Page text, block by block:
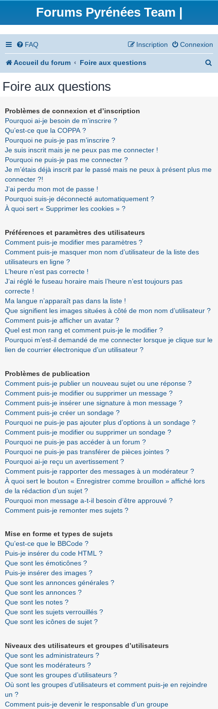
Forums Pyrénées Team |
FAQ Connexion
Inscription
Accueil du forum Foire aux questions
Foire aux questions
Problèmes de connexion et d’inscription
Pourquoi ai-je besoin de m’inscrire ?
Qu’est-ce que la COPPA ?
Pourquoi ne puis-je pas m’inscrire ?
Je suis inscrit mais je ne peux pas me connecter !
Pourquoi ne puis-je pas me connecter ?
Je m’étais déjà inscrit par le passé mais ne peux à présent plus me
connecter ?!
J’ai perdu mon mot de passe !
Pourquoi suis-je déconnecté automatiquement ?
À quoi sert « Supprimer les cookies » ?
Préférences et paramètres des utilisateurs
Comment puis-je modifier mes paramètres ?
Comment puis-je masquer mon nom d’utilisateur de la liste des
utilisateurs en ligne ?
L’heure n’est pas correcte !
J’ai réglé le fuseau horaire mais l’heure n’est toujours pas
correcte !
Ma langue n’apparaît pas dans la liste !
Que signifient les images situées à côté de mon nom d’utilisateur ?
Comment puis-je afficher un avatar ?
Quel est mon rang et comment puis-je le modifier ?
Pourquoi m’est-il demandé de me connecter lorsque je clique sur le
lien de courrier électronique d’un utilisateur ?
Problèmes de publication
Comment puis-je publier un nouveau sujet ou une réponse ?
Comment puis-je modifier ou supprimer un message ?
Comment puis-je insérer une signature à mon message ?
Comment puis-je créer un sondage ?
Pourquoi ne puis-je pas ajouter plus d’options à un sondage ?
Comment puis-je modifier ou supprimer un sondage ?
Pourquoi ne puis-je pas accéder à un forum ?
Pourquoi ne puis-je pas transférer de pièces jointes ?
Pourquoi ai-je reçu un avertissement ?
Comment puis-je rapporter des messages à un modérateur ?
À quoi sert le bouton « Enregistrer comme brouillon » affiché lors
de la rédaction d’un sujet ?
Pourquoi mon message a-t-il besoin d’être approuvé ?
Comment puis-je remonter mes sujets ?
Mise en forme et types de sujets
Qu’est-ce que le BBCode ?
Puis-je insérer du code HTML ?
Que sont les émoticônes ?
Puis-je insérer des images ?
Que sont les annonces générales ?
Que sont les annonces ?
Que sont les notes ?
Que sont les sujets verrouillés ?
Que sont les icônes de sujet ?
Niveaux des utilisateurs et groupes d’utilisateurs
Que sont les administrateurs ?
Que sont les modérateurs ?
Que sont les groupes d’utilisateurs ?
Où sont les groupes d’utilisateurs et comment puis-je en rejoindre
un ?
Comment puis-je devenir le responsable d’un groupe